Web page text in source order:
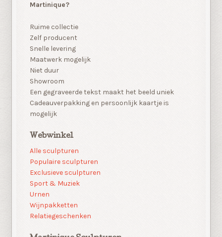
Martinique?
Ruime collectie
Zelf producent
Snelle levering
Maatwerk mogelijk
Niet duur
Showroom
Een gegraveerde tekst maakt het beeld uniek
Cadeauverpakking en persoonlijk kaartje is
mogelijk
Webwinkel
Alle sculpturen
Populaire sculpturen
Exclusieve sculpturen
Sport & Muziek
Urnen
Wijnpakketten
Relatiegeschenken